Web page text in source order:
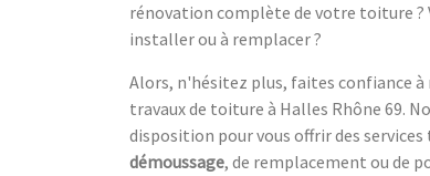
rénovation complète de votre toiture ?
installer ou à remplacer ?
Alors, n'hésitez plus, faites confiance
travaux de toiture à Halles Rhône 69.
disposition pour vous offrir des
démoussage, de remplacement ou de